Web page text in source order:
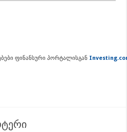
ფინანსური პორტალისგან